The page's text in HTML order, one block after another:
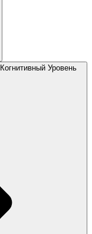
Уровень